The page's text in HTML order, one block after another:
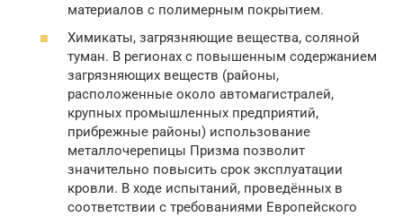
материалов с полимерным покрытием.
Химикаты, загрязняющие вещества, соляной
туман. В регионах с повышенным содержанием
загрязняющих веществ (районы,
расположенные около автомагистралей,
крупных промышленных предприятий,
прибрежные районы) использование
металлочерепицы Призма позволит
значительно повысить срок эксплуатации
кровли. В ходе испытаний, проведённых в
соответствии с требованиями Европейского